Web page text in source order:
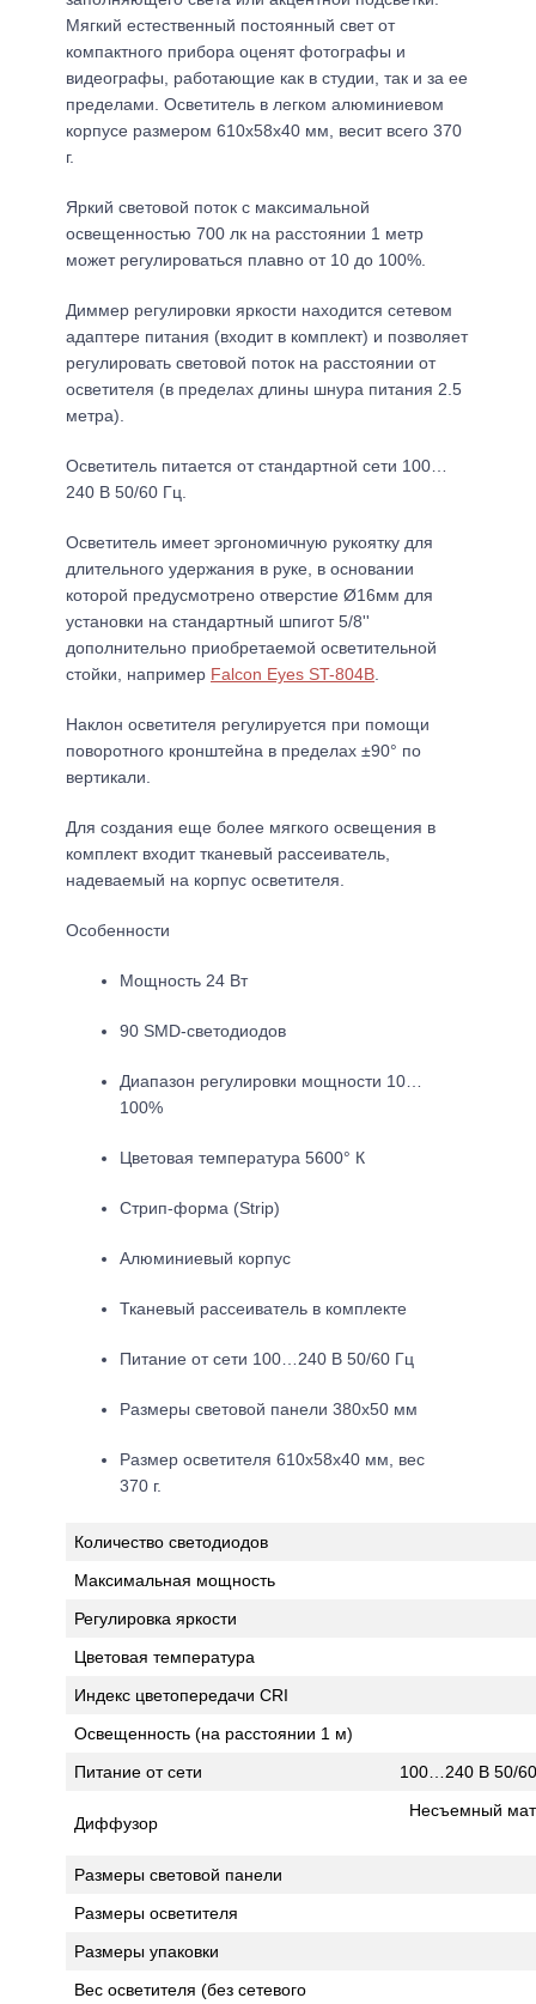
Мягкий естественный постоянный свет от
компактного прибора оценят фотографы и
видеографы, работающие как в студии, так и за ее
пределами. Осветитель в легком алюминиевом
корпусе размером 610х58х40 мм, весит всего 370
г.
Яркий световой поток с максимальной
освещенностью 700 лк на расстоянии 1 метр
может регулироваться плавно от 10 до 100%.
Диммер регулировки яркости находится сетевом
адаптере питания (входит в комплект) и позволяет
регулировать световой поток на расстоянии от
осветителя (в пределах длины шнура питания 2.5
метра).
Осветитель питается от стандартной сети 100…
240 В 50/60 Гц.
Осветитель имеет эргономичную рукоятку для
длительного удержания в руке, в основании
которой предусмотрено отверстие Ø16мм для
установки на стандартный шпигот 5/8''
дополнительно приобретаемой осветительной
стойки, например Falcon Eyes ST-804B
Наклон осветителя регулируется при помощи
поворотного кронштейна в пределах ±90° по
вертикали.
Для создания еще более мягкого освещения в
комплект входит тканевый рассеиватель,
надеваемый на корпус осветителя.
Особенности
Мощность 24 Вт
90 SMD-светодиодов
Диапазон регулировки мощности 10…
100%
Цветовая температура 5600° К
Стрип-форма (Strip)
Алюминиевый корпус
Тканевый рассеиватель в комплекте
Питание от сети 100…240 В 50/60 Гц
Размеры световой панели 380х50 мм
Размер осветителя 610х58х40 мм, вес
370 г.
Количество светодиодов
Максимальная мощность
Регулировка яркости
Цветовая температура
Индекс цветопередачи CRI
Освещенность (на расстоянии 1 м)
Питание от сети
100…240 В 50/60
Диффузор
Несъемный
Размеры световой панели
Размеры осветителя
Размеры упаковки
Вес осветителя (без сетевого